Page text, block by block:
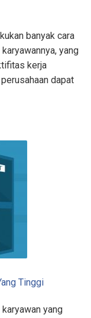
banyak cara
yang
kerja
dapat
Tinggi
yang